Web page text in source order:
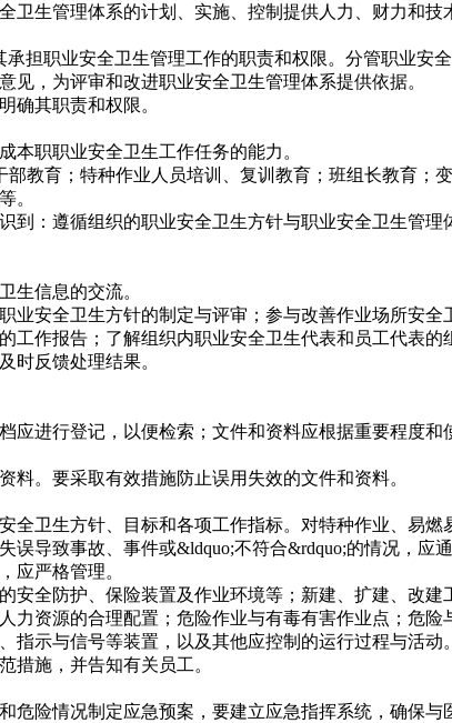
卫生管理体系的计划、实施、控制提供人力、财力和
担职业安全卫生管理工作的职责和权限。分管职业安
，为评审和改进职业安全卫生管理体系提供依据。
确其职责和权限。
本职职业安全卫生工作任务的能力。
教育；特种作业人员培训、复训教育；班组长教育
。
到：遵循组织的职业安全卫生方针与职业安全卫生管
生信息的交流。
业安全卫生方针的制定与评审；参与改善作业场所安
工作报告；了解组织内职业安全卫生代表和员工代表
时反馈处理结果。
应进行登记，以便检索；文件和资料应根据重要程度
。要采取有效措施防止误用失效的文件和资料。
全卫生方针、目标和各项工作指标。对特种作业、易
导致事故、事件或&ldquo;不符合&rdquo;的情况，应
应严格管理。
安全防护、保险装置及作业环境等；新建、扩建、改
力资源的合理配置；危险作业与有毒有害作业点；危
指示与信号等装置，以及其他应控制的运行过程与活动
措施，并告知有关员工。
危险情况制定应急预案，要建立应急指挥系统，确保